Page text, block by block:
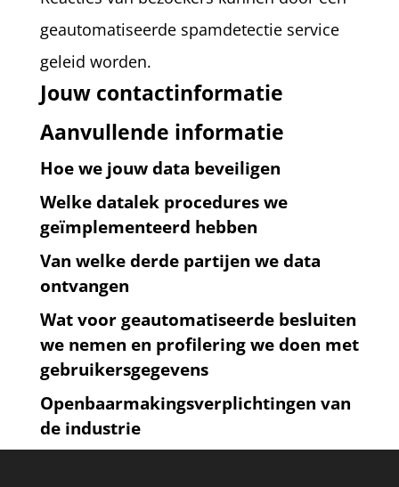
geautomatiseerde spamdetectie service
geleid worden.
Jouw contactinformatie
Aanvullende informatie
Hoe we jouw data beveiligen
Welke datalek procedures we
geïmplementeerd hebben
Van welke derde partijen we data
ontvangen
Wat voor geautomatiseerde besluiten
we nemen en profilering we doen met
gebruikersgegevens
Openbaarmakingsverplichtingen van
de industrie